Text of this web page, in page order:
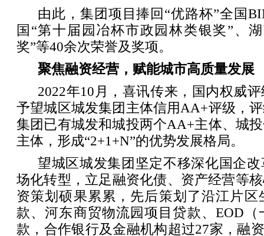
由此，集团项目捧回“优路杯”全国
国“第十届园冶杯市政园林类银奖”、
奖”等40余次荣誉及奖项。
聚焦融资经营，赋能城市高质量发展
2022年10月，喜讯传来，国内权威
予望城区城发集团主体信用AA+评级，
集团已有城发和城投两个AA+主体、城
主体，形成“2+1+N”的优势发展格局。
望城区城发集团坚定不移深化国企
场化转型，立足融资化债、资产经营等
资策划硕果累累，先后策划了沿江片区
款、河东商贸物流园项目贷款、EOD
款，合作银行及金融机构超过27家，融